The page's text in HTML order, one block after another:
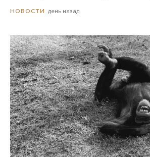
НОВОСТИ день назад